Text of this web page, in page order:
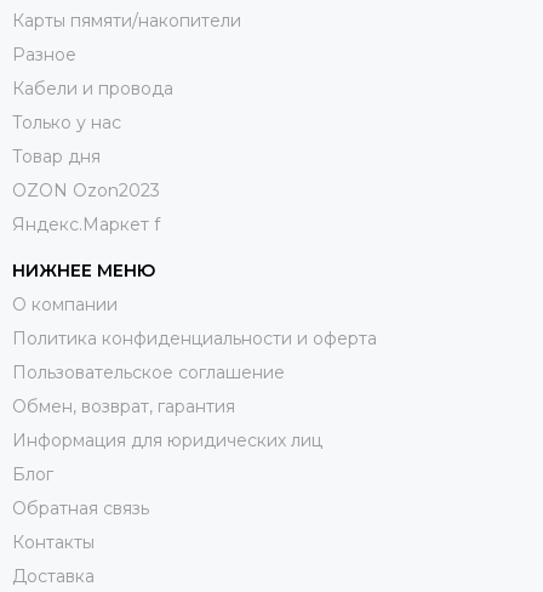
Карты пямяти/накопители
Разное
Кабели и провода
Только у нас
Товар дня
OZON Ozon2023
Яндекс.Маркет f
НИЖНЕЕ МЕНЮ
О компании
Политика конфиденциальности и оферта
Пользовательское соглашение
Обмен, возврат, гарантия
Информация для юридических лиц
Блог
Обратная связь
Контакты
Доставка